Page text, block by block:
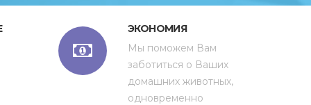
ЭКОНОМИЯ
Мы поможем Вам
заботиться о Ваших
домашних животных,
одновременно